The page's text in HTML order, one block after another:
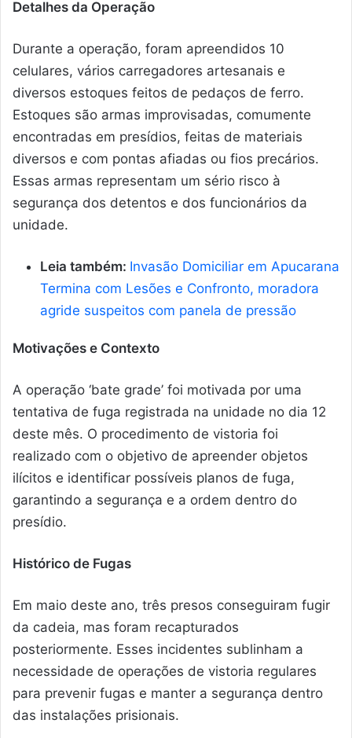
Detalhes da Operação
Durante a operação, foram apreendidos 10
celulares, vários carregadores artesanais e
diversos estoques feitos de pedaços de ferro.
Estoques são armas improvisadas, comumente
encontradas em presídios, feitas de materiais
diversos e com pontas afiadas ou fios precários.
Essas armas representam um sério risco à
segurança dos detentos e dos funcionários da
unidade.
Leia também: Invasão Domiciliar em Apucarana
Termina com Lesões e Confronto, moradora
agride suspeitos com panela de pressão
Motivações e Contexto
A operação ‘bate grade’ foi motivada por uma
tentativa de fuga registrada na unidade no dia 12
deste mês. O procedimento de vistoria foi
realizado com o objetivo de apreender objetos
ilícitos e identificar possíveis planos de fuga,
garantindo a segurança e a ordem dentro do
presídio.
Histórico de Fugas
Em maio deste ano, três presos conseguiram fugir
da cadeia, mas foram recapturados
posteriormente. Esses incidentes sublinham a
necessidade de operações de vistoria regulares
para prevenir fugas e manter a segurança dentro
das instalações prisionais.